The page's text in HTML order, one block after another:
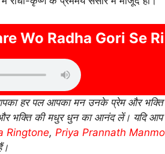
Wo Radha Gori Se
हर पल आपका मन उनके प्रेम और भक्ति
भक्ति की मधुर धुन का आनंद लें। यदि आप
Ringtone, Priya Prannath